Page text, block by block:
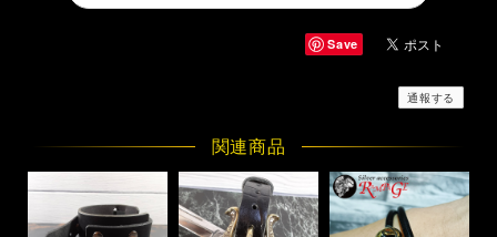
Save
通報する
関連商品